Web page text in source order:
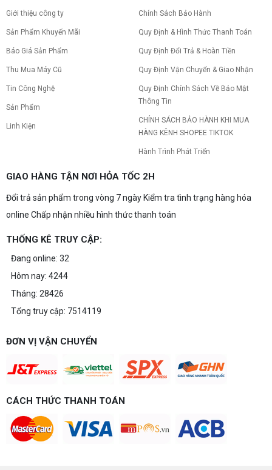
Giới thiệu công ty
Sản Phẩm Khuyến Mãi
Báo Giá Sản Phẩm
Thu Mua Máy Cũ
Tin Công Nghệ
Sản Phẩm
Linh Kiện
Chính Sách Bảo Hành
Quy Định & Hình Thức Thanh Toán
Quy Định Đổi Trả & Hoàn Tiền
Quy Định Vận Chuyển & Giao Nhận
Quy Định Chính Sách Về Bảo Mật
Thông Tin
CHÍNH SÁCH BẢO HÀNH KHI MUA
HÀNG KÊNH SHOPEE TIKTOK
Hành Trình Phát Triển
GIAO HÀNG TẬN NƠI HỎA TỐC 2H
Đổi trả sản phẩm trong vòng 7 ngày Kiểm tra tình trạng hàng hóa
online Chấp nhận nhiều hình thức thanh toán
THỐNG KÊ TRUY CẬP:
Đang online: 32
Hôm nay: 4244
Tháng: 28426
Tổng truy cập: 7514119
ĐƠN VỊ VẬN CHUYỂN
CÁCH THỨC THANH TOÁN